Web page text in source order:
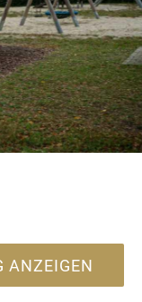
ANZEIGEN